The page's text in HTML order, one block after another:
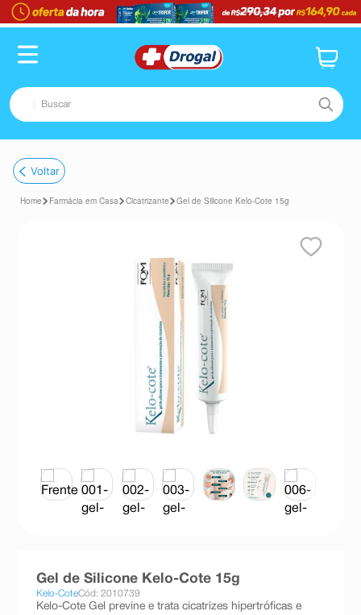
Buscar
1º fralda
pampers confort sec max
Voltar
Farmácia em Casa Cicatrizante Gel de Silicone Kelo-Cote 15g
Gel de Silicone Kelo-Cote 15g
Kelo-CoteCód: 2010739
Kelo-Cote Gel previne e trata cicatrizes hipertróficas e